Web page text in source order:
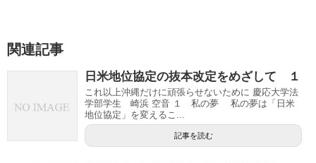
関連記事
日米地位協定の抜本改定をめざして １
これ以上沖縄だけに頑張らせないために 慶応大学法
学部学生 崎浜 空音 １ 私の夢 私の夢は「日米
地位協定」を変えるこ...
記事を読む